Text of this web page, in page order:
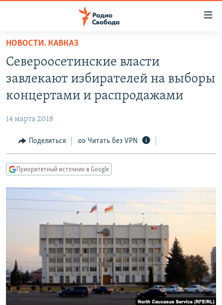
упрощенного
доступа
основному
Вернутся
Вернутся
поиску
ПОДКАСТЫ
МНЕНИЯ
КУЛЬТУРА
КАВКАЗ.РЕАЛИИ
СИБИРЬ.РЕАЛИИ
РАСПИСАНИЕ ВЕЩАНИЯ
ПОДПИШИТЕСЬ НА РАССЫЛКУ
СОЦИАЛЬНЫЕ СЕТИ
НОВОСТИ. КАВКАЗ
Североосетинские власти
завлекают избирателей на выборы
концертами и распродажами
14 марта 2018
Поделиться Читать без VPN
Приоритетный источник в Google